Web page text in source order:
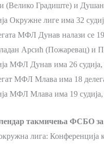
(Велико Градиште) и
Окружне лиге има 32
МФЛ Дунав налази се
Арсић (Пожаревац) и
МФЛ Дунав има 26
МФЛ Млава има 18
МФЛ Млава има 19
такмичења ФСБО за
лига: Конференција